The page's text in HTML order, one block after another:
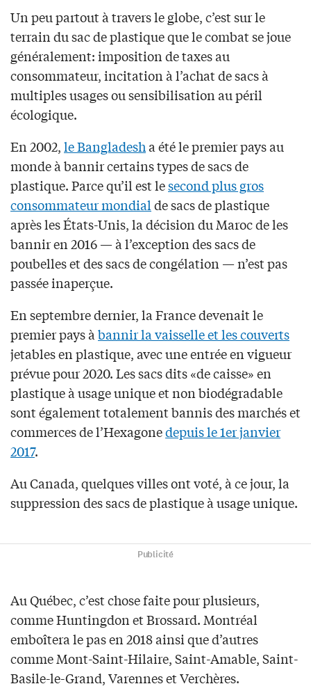
Un peu partout à travers le globe, c’est sur le
terrain du sac de plastique que le combat se joue
généralement: imposition de taxes au
consommateur, incitation à l’achat de sacs à
multiples usages ou sensibilisation au péril
écologique.
En 2002,le Bangladesha été le premier pays au
monde à bannir certains types de sacs de
plastique. Parce qu’il est lesecond plus gros
consommateur mondialde sacs de plastique
après les États-Unis, la décision du Maroc de les
bannir en 2016 — à l’exception des sacs de
poubelles et des sacs de congélation — n’est pas
passée inaperçue.
En septembre dernier, la France devenait le
premier pays àbannir la vaisselle et les couverts
jetables en plastique, avec une entrée en vigueur
prévue pour 2020. Les sacs dits «de caisse» en
plastique à usage unique et non biodégradable
sont également totalement bannis des marchés et
commerces de l’Hexagonedepuis le 1er janvier
2017.
Au Canada, quelques villes ont voté, à ce jour, la
suppression des sacs de plastique à usage unique.
Publicité
Au Québec, c’est chose faite pour plusieurs,
comme Huntingdon et Brossard. Montréal
emboîtera le pas en 2018 ainsi que d’autres
comme Mont-Saint-Hilaire, Saint-Amable, Saint-
Basile-le-Grand, Varennes et Verchères.